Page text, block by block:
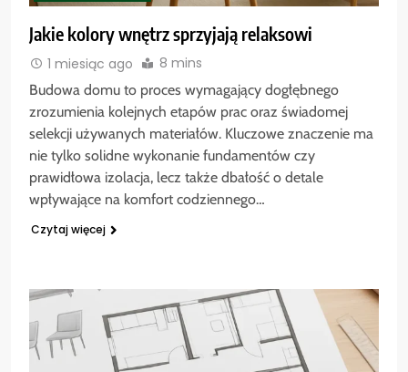
Jakie kolory wnętrz sprzyjają relaksowi
1 miesiąc ago 8 mins
Budowa domu to proces wymagający dogłębnego
zrozumienia kolejnych etapów prac oraz świadomej
selekcji używanych materiałów. Kluczowe znaczenie ma
nie tylko solidne wykonanie fundamentów czy
prawidłowa izolacja, lecz także dbałość o detale
wpływające na komfort codziennego…
Czytaj więcej